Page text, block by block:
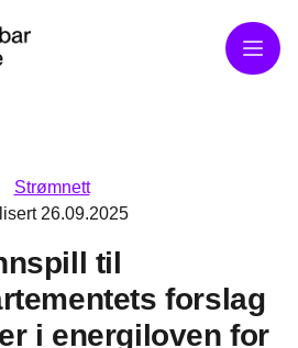
Meny
Strømnett
26.09.2025
til
forslag
i energiloven for